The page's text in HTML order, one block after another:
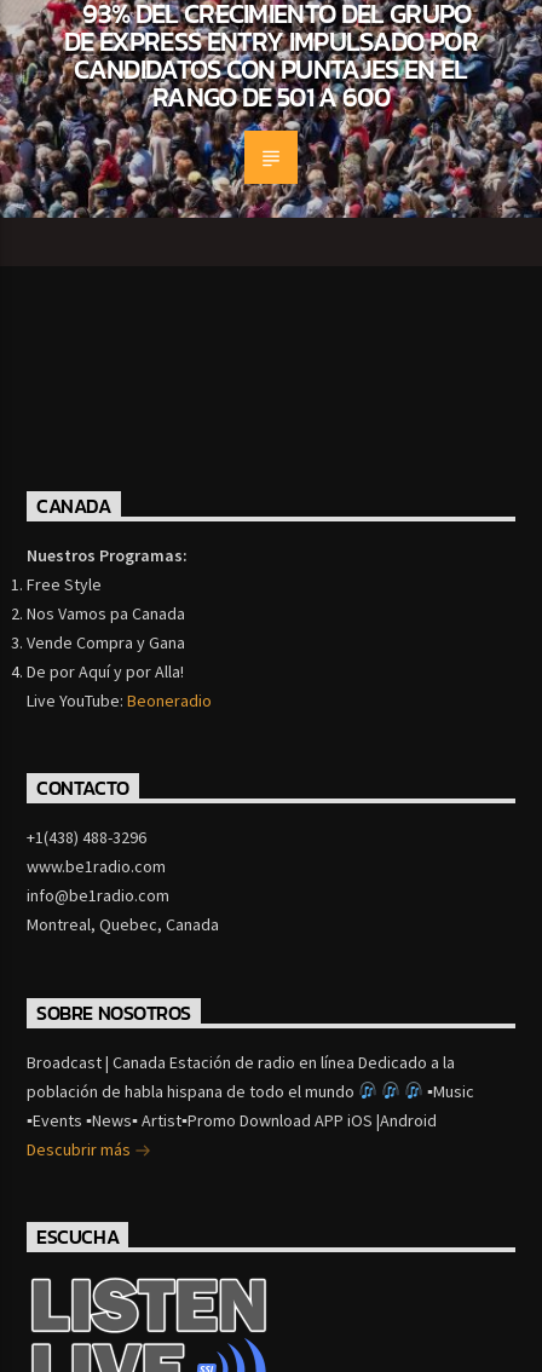
93% DEL CRECIMIENTO DEL GRUPO
DE EXPRESS ENTRY IMPULSADO POR
CANDIDATOS CON PUNTAJES EN EL
RANGO DE 501 A 600
CANADA
Nuestros Programas:
Free Style
Nos Vamos pa Canada
Vende Compra y Gana
De por Aquí y por Alla!
Live YouTube:Beoneradio
CONTACTO
+1(438) 488-3296
www.be1radio.com
info@be1radio.com
Montreal, Quebec, Canada
SOBRE NOSOTROS
Broadcast | Canada Estación de radio en línea Dedicado a la
población de habla hispana de todo el mundo
▪Music
▪Events ▪News▪ Artist▪Promo Download APP iOS |Android
Descubrir más
ESCUCHA